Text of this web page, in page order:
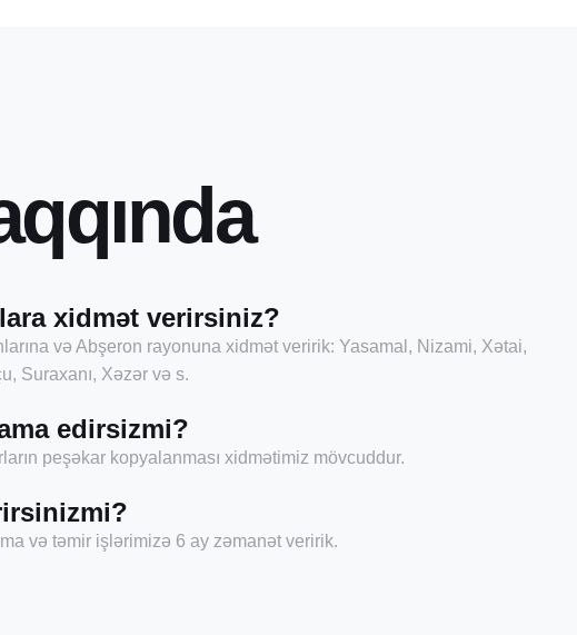
qqında
xidmət verirsiniz?
və Abşeron rayonuna xidmət veririk: Yasamal, Nizami, Xətai,
Suraxanı, Xəzər və s.
edirsizmi?
peşəkar kopyalanması xidmətimiz mövcuddur.
və təmir işlərimizə 6 ay zəmanət veririk.